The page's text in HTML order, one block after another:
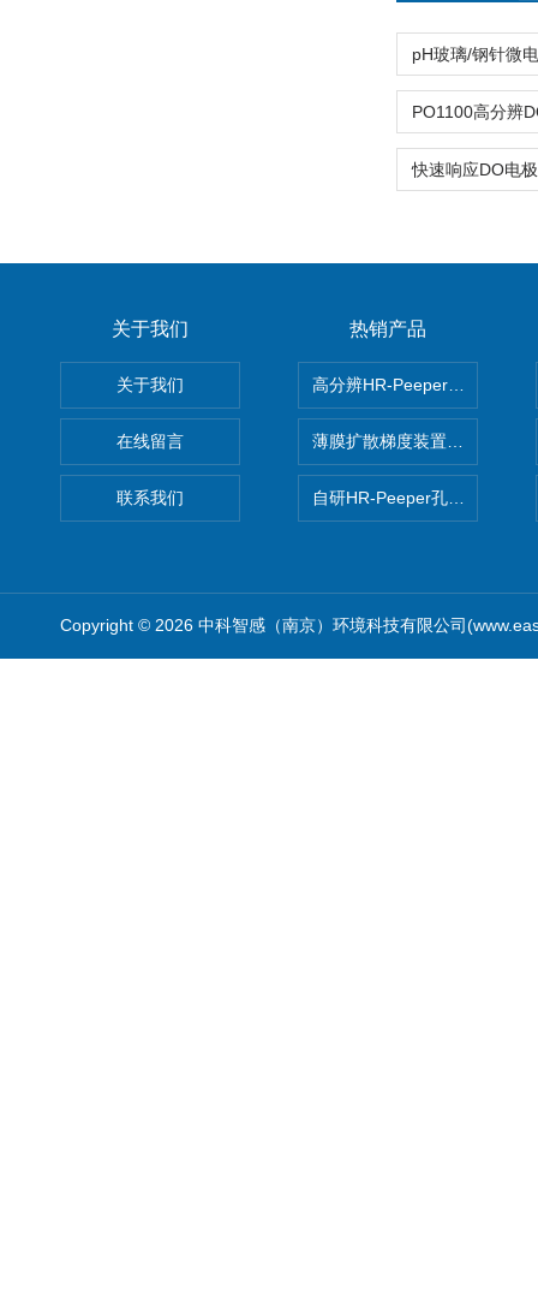
关于我们
关于我们
在线留言
联系我们
热销产品
高分辨HR-Peeper采样器孔隙
薄膜扩散梯度装置 Agl DGT
自研HR-Peeper孔隙水采样器
Copyright © 2026 中科智感（南京）环境科技有限公司